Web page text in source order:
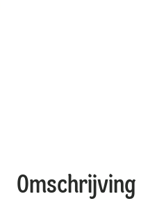
Omschrijving